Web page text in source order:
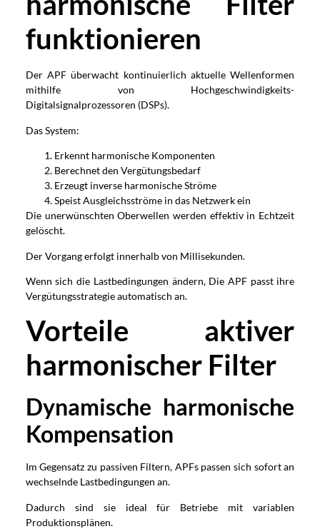
funktionieren
Der APF überwacht kontinuierlich aktuelle Wellenformen
mithilfe von Hochgeschwindigkeits-
Digitalsignalprozessoren (DSPs).
Das System:
Erkennt harmonische Komponenten
Berechnet den Vergütungsbedarf
Erzeugt inverse harmonische Ströme
Speist Ausgleichsströme in das Netzwerk ein
Die unerwünschten Oberwellen werden effektiv in Echtzeit
gelöscht.
Der Vorgang erfolgt innerhalb von Millisekunden.
Wenn sich die Lastbedingungen ändern, Die APF passt ihre
Vergütungsstrategie automatisch an.
Vorteile aktiver
harmonischer Filter
Dynamische harmonische
Kompensation
Im Gegensatz zu passiven Filtern, APFs passen sich sofort an
wechselnde Lastbedingungen an.
Dadurch sind sie ideal für Betriebe mit variablen
Produktionsplänen.